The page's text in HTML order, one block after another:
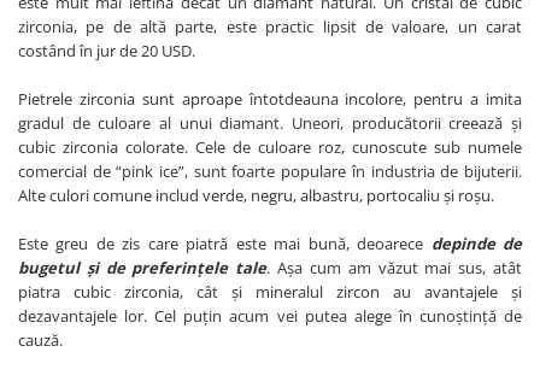
zirconia, pe de altă parte, este practic lipsit de valoare, un carat
costând în jur de 20 USD.
Pietrele zirconia sunt aproape întotdeauna incolore, pentru a imita
gradul de culoare al unui diamant. Uneori, producătorii creează și
cubic zirconia colorate. Cele de culoare roz, cunoscute sub numele
comercial de “pink ice”, sunt foarte populare în industria de bijuterii.
Alte culori comune includ verde, negru, albastru, portocaliu și roșu.
Este greu de zis care piatră este mai bună, deoarece depinde de
bugetul și de preferințele tale. Așa cum am văzut mai sus, atât
piatra cubic zirconia, cât și mineralul zircon au avantajele și
dezavantajele lor. Cel puțin acum vei putea alege în cunoștință de
cauză.